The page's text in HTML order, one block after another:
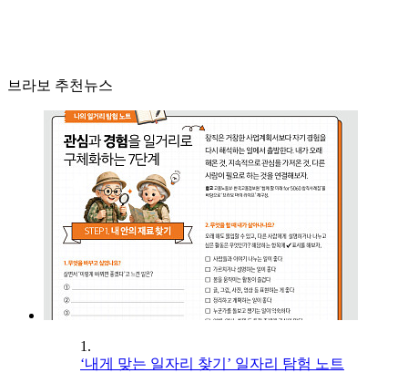
브라보 추천뉴스
1.
‘내게 맞는 일자리 찾기’ 일자리 탐험 노트